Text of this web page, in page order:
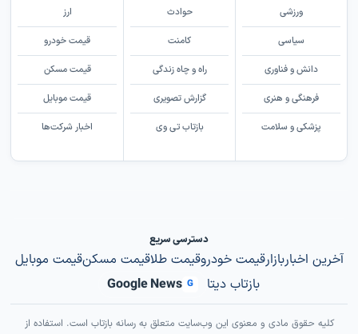
ورزشی
سیاسی
دانش و فناوری
فرهنگی و هنری
پزشکی و سلامت
حوادث
کامنت
راه و چاه زندگی
گزارش تصویری
بازتاب تی وی
ارز
قیمت خودرو
قیمت مسکن
قیمت موبایل
اخبار شرکت‌ها
دسترسی سریع
آخرین اخباربازارقیمت خودروقیمت طلاقیمت مسکنقیمت موبایل
بازتاب دیتا
G
Google News
کلیه حقوق مادی و معنوی این وب‌سایت متعلق به رسانه بازتاب است. استفاده از